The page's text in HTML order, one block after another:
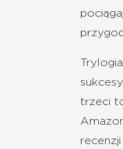
trzeci